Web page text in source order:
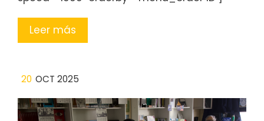
Leer más
20 OCT 2025